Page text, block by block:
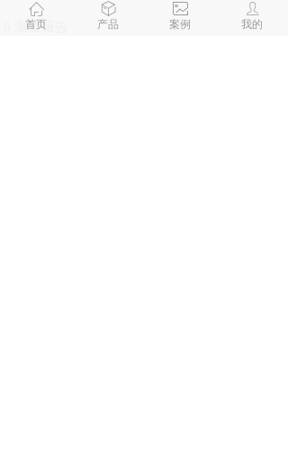
6 测量报告
ꀇ
首页
ꁦ
产品
ꂈ
案例
ꄑ
我的